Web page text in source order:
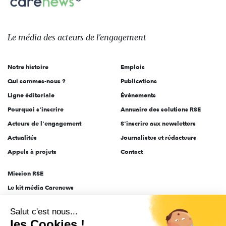
Le
des
l'engagement
Le média des acteurs de l'engagement
Notre histoire
Qui sommes-nous ?
Ligne éditoriale
Pourquoi s'inscrire
Acteurs de l'engagement
Actualités
Appels à projets
Emplois
Publications
Évènements
Annuaire des solutions RSE
S'inscrire aux newsletters
Journalistes et rédacteurs
Contact
Mission RSE
Le kit média Carenews
AEF info
Salut c'est nous...